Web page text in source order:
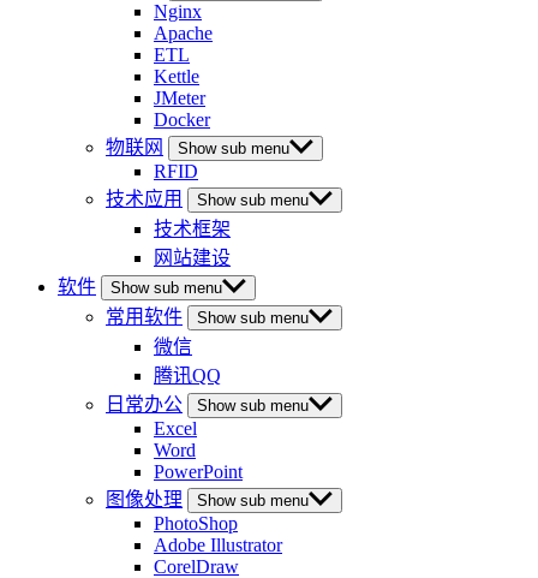
Nginx
Apache
ETL
Kettle
JMeter
Docker
物联网
Show sub menu
RFID
技术应用
Show sub menu
技术框架
网站建设
软件
Show sub menu
常用软件 Show sub menu
微信
腾讯QQ
日常办公
Show sub menu
Excel
Word
PowerPoint
图像处理
Show sub menu
PhotoShop
Adobe Illustrator
CorelDraw